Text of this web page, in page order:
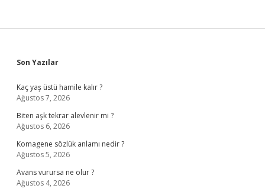
Sidebar
Son Yazılar
Kaç yaş üstü hamile kalır ?
Ağustos 7, 2026
Biten aşk tekrar alevlenir mi ?
Ağustos 6, 2026
Komagene sözlük anlamı nedir ?
Ağustos 5, 2026
Avans vurursa ne olur ?
Ağustos 4, 2026